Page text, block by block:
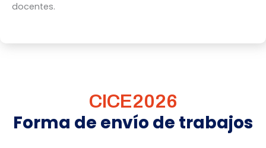
docentes.
CICE2026
Forma de envío de trabajos